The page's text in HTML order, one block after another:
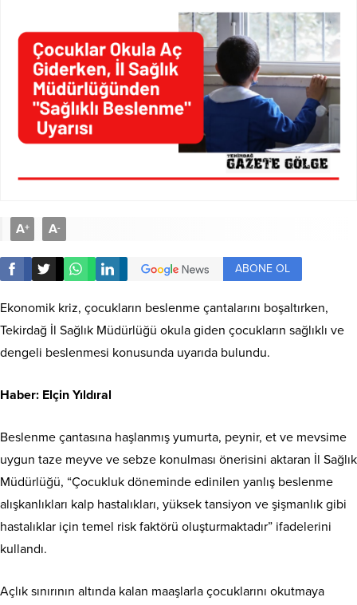
A+ A-
ABONE OL
Ekonomik kriz, çocukların beslenme çantalarını boşaltırken,
Tekirdağ İl Sağlık Müdürlüğü okula giden çocukların sağlıklı ve
dengeli beslenmesi konusunda uyarıda bulundu.
Haber: Elçin Yıldıral
Beslenme çantasına haşlanmış yumurta, peynir, et ve mevsime
uygun taze meyve ve sebze konulması önerisini aktaran İl Sağlık
Müdürlüğü, “Çocukluk döneminde edinilen yanlış beslenme
alışkanlıkları kalp hastalıkları, yüksek tansiyon ve şişmanlık gibi
hastalıklar için temel risk faktörü oluşturmaktadır” ifadelerini
kullandı.
Açlık sınırının altında kalan maaşlarla çocuklarını okutmaya